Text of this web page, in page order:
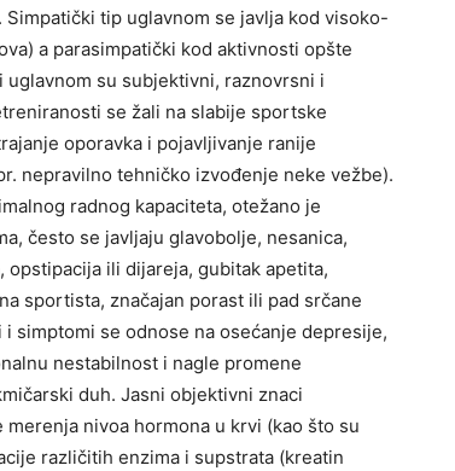
tip uglavnom se javlja kod visoko-
a parasimpatički kod aktivnosti opšte
su subjektivni, raznovrsni i
se žali na slabije sportske
oporavka i pojavljivanje ranije
nepravilno tehničko izvođenje neke vežbe).
radnog kapaciteta, otežano je
često se javljaju glavobolje, nesanica,
ili dijareja, gubitak apetita,
sportista, značajan porast ili pad srčane
simptomi se odnose na osećanje depresije,
nestabilnost i nagle promene
duh. Jasni objektivni znaci
nivoa hormona u krvi (kao što su
različitih enzima i supstrata (kreatin